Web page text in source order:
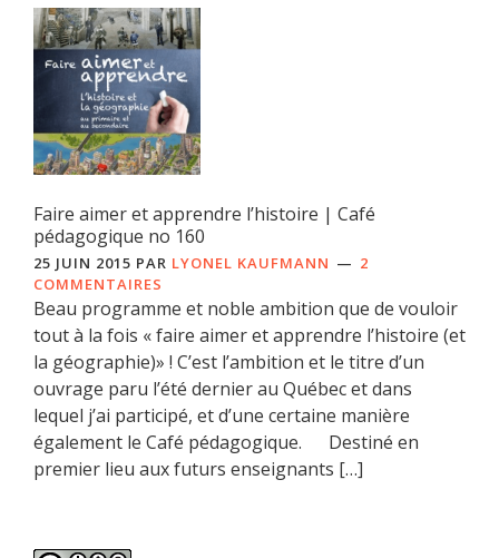
Faire aimer et apprendre l’histoire | Café
pédagogique no 160
25 JUIN 2015 PAR LYONEL KAUFMANN
2
COMMENTAIRES
Beau programme et noble ambition que de vouloir
tout à la fois « faire aimer et apprendre l’histoire (et
la géographie)» ! C’est l’ambition et le titre d’un
ouvrage paru l’été dernier au Québec et dans
lequel j’ai participé, et d’une certaine manière
également le Café pédagogique. Destiné en
premier lieu aux futurs enseignants […]